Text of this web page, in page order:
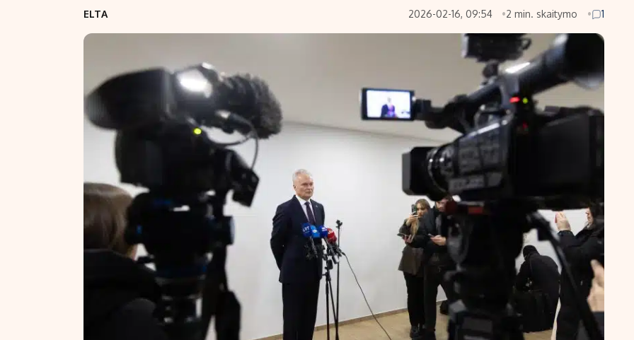
Politika
NT ir statybos
Migracija
ELTA 2026-02-16, 09:54 2 min. skaitymo 1